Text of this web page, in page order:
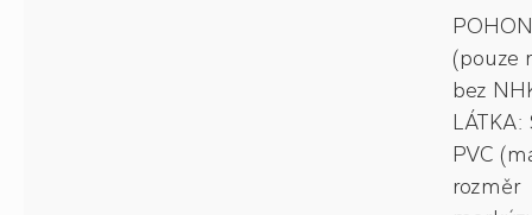
(pouze
bez
LÁTKA:
PVC
rozměr